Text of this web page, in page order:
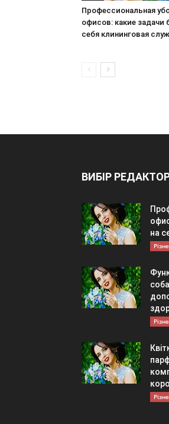
Профессиональная
офисов: какие задачи
себя клининговая
ВИБІР
на
Різне
Різне
Різне